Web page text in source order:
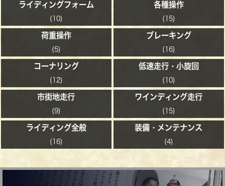
ライディングフォーム
(10)
各種操作
(15)
荷重操作
(5)
ブレーキング
(16)
コーナリング
(12)
低速走行・小旋回
(10)
市街地走行
(9)
ワインディング走行
(15)
ライディング全般
(16)
装備・メンテナンス
(4)